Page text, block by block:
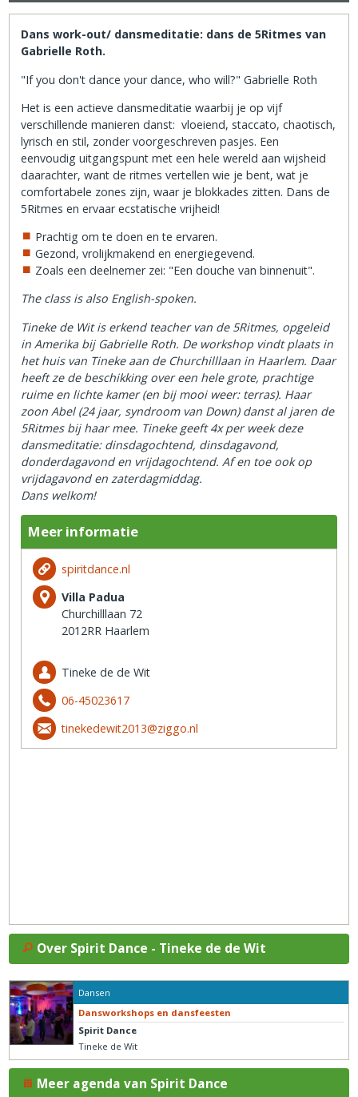
Dans work-out/ dansmeditatie: dans de 5Ritmes van
Gabrielle Roth.
"If you don't dance your dance, who will?" Gabrielle Roth
Het is een actieve dansmeditatie waarbij je op vijf
verschillende manieren danst: vloeiend, staccato, chaotisch,
lyrisch en stil, zonder voorgeschreven pasjes. Een
eenvoudig uitgangspunt met een hele wereld aan wijsheid
daarachter, want de ritmes vertellen wie je bent, wat je
comfortabele zones zijn, waar je blokkades zitten. Dans de
5Ritmes en ervaar ecstatische vrijheid!
Prachtig om te doen en te ervaren.
Gezond, vrolijkmakend en energiegevend.
Zoals een deelnemer zei: "Een douche van binnenuit".
The class is also English-spoken.
Tineke de Wit is erkend teacher van de 5Ritmes, opgeleid
in Amerika bij Gabrielle Roth. De workshop vindt plaats in
het huis van Tineke aan de Churchilllaan in Haarlem. Daar
heeft ze de beschikking over een hele grote, prachtige
ruime en lichte kamer (en bij mooi weer: terras). Haar
zoon Abel (24 jaar, syndroom van Down) danst al jaren de
5Ritmes bij haar mee. Tineke geeft 4x per week deze
dansmeditatie: dinsdagochtend, dinsdagavond,
donderdagavond en vrijdagochtend. Af en toe ook op
vrijdagavond en zaterdagmiddag.
Dans welkom!
Meer informatie
spiritdance.nl
Villa Padua
Churchilllaan 72
2012RR Haarlem
Tineke de de Wit
06-45023617
tinekedewit2013@ziggo.nl
Over Spirit Dance - Tineke de de Wit
Dansen
Dansworkshops en dansfeesten
Spirit Dance
Tineke de Wit
Meer agenda van Spirit Dance